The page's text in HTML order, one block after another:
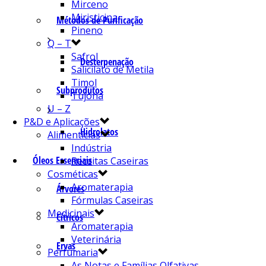
Métodos de Purificação
Desterpenação
Subprodutos
Hidrolatos
Óleos Essenciais
Árvores
Cítricos
Ervas
Mirceno
Miristicina
Pineno
Q – T
Safrol
Salicilato de Metila
Timol
Tujona
U – Z
P&D e Aplicações
Alimentícias
Indústria
Receitas Caseiras
Cosméticas
Aromaterapia
Fórmulas Caseiras
Medicinais
Aromaterapia
Veterinária
Perfumaria